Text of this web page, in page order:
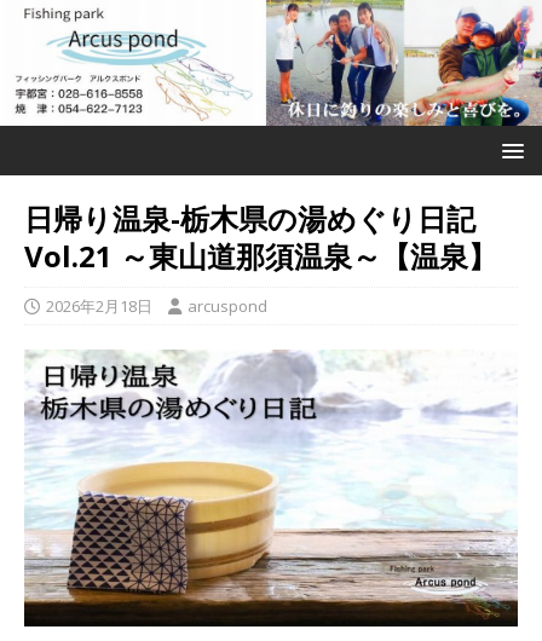
日帰り温泉-栃木県の湯めぐり日記
Vol.21 ～東山道那須温泉～【温泉】
2026年2月18日 arcuspond